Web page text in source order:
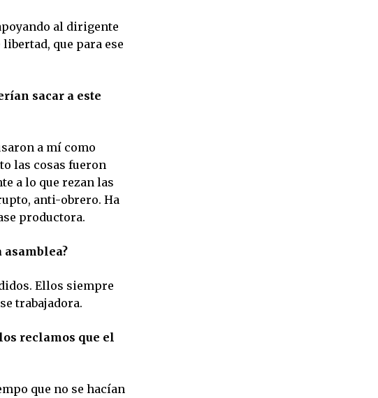
al dirigente
que para ese
sacar a este
a mí como
las cosas fueron
a lo que rezan las
anti-obrero. Ha
productora.
asamblea?
Ellos siempre
trabajadora.
reclamos que el
que no se hacían